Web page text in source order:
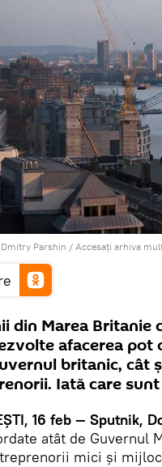
Parshin / Accesați arhiva
din Marea Britanie
afacerea
britanic, cât
Iată care
16 feb — Sputnik,
atât de Guvernul
mici şi